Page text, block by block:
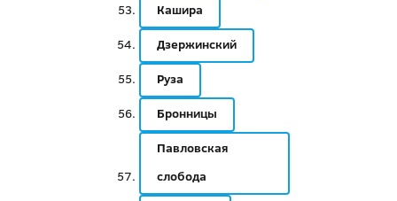
Кашира
Дзержинский
Руза
Бронницы
Павловская
слобода